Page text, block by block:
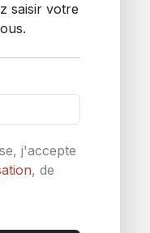
saisir votre
j'accepte
, de